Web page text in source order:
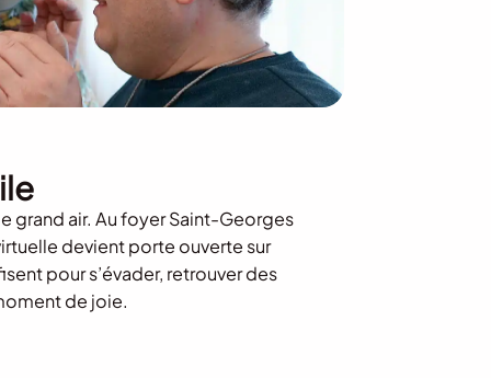
grand air. Au foyer Saint-Georges
devient porte ouverte sur
pour s’évader, retrouver des
de joie.